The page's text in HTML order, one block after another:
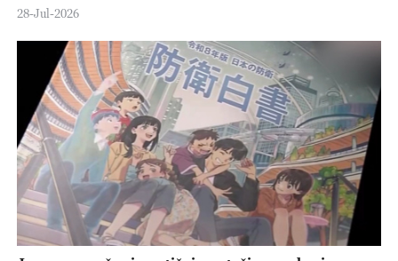
28-Jul-2026